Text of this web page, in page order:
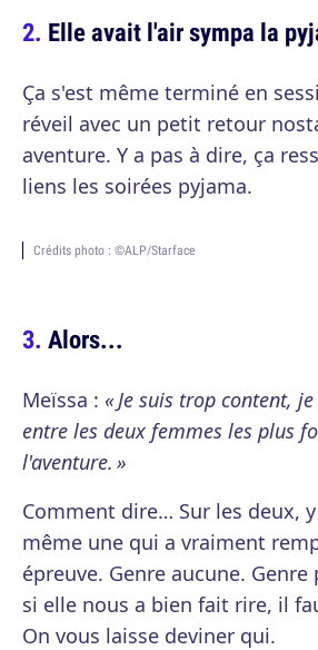
Elle avait l'air sympa la
Ça s'est même terminé en
réveil avec un petit retour
aventure. Y a pas à dire, ça
liens les soirées pyjama.
Crédits photo : ©ALP/Starface
Alors...
Meïssa : « Je suis trop content,
entre les deux femmes les plus
l'aventure. »
Comment dire… Sur les deux,
même une qui a vraiment
épreuve. Genre aucune. Genre
si elle nous a bien fait rire, il
On vous laisse deviner qui.